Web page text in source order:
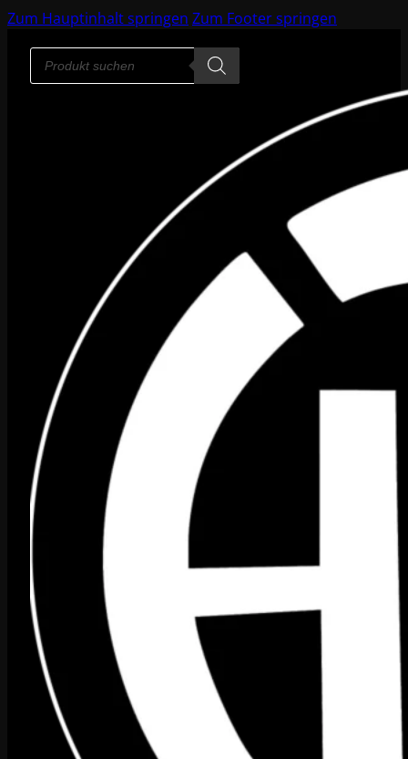
Zum Hauptinhalt springen Zum Footer springen
Products
search